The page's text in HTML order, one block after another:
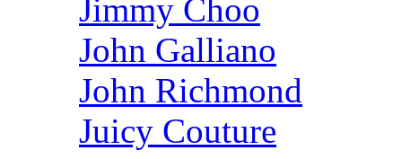
Jimmy Choo
John Galliano
John Richmond
Juicy Couture